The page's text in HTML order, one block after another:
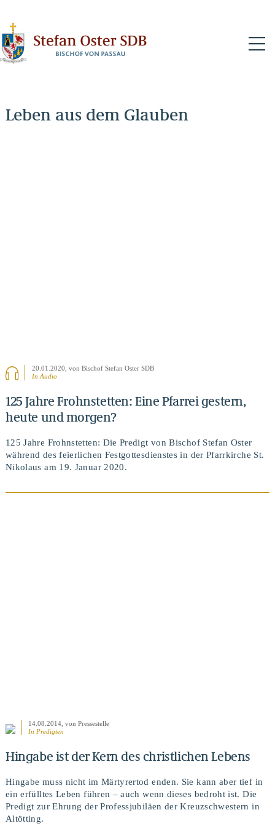
Leben aus dem Glauben
20.01.2020 , von Bischof Stefan Oster SDB
In Audio
125 Jahre Frohnstetten: Eine Pfarrei gestern,
heute und morgen?
125 Jahre Frohnstetten: Die Predigt von Bischof Stefan Oster
während des feierlichen Festgottesdienstes in der Pfarrkirche St.
Nikolaus am 19. Januar 2020.
14.08.2014, von Pressestelle
In Predigten
Hingabe ist der Kern des christlichen Lebens
Hingabe muss nicht im Märtyrertod enden. Sie kann aber tief in
ein erfülltes Leben führen – auch wenn dieses bedroht ist. Die
Predigt zur Ehrung der Professjubiläen der Kreuzschwestern in
Altötting.